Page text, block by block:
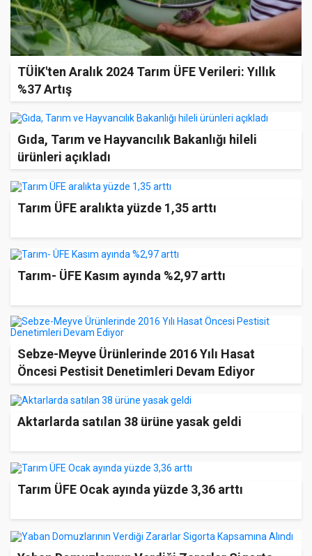
TÜİK'ten Aralık 2024 Tarım ÜFE Verileri: Yıllık
%37 Artış
Gıda, Tarım ve Hayvancılık Bakanlığı hileli
ürünleri açıkladı
Tarım ÜFE aralıkta yüzde 1,35 arttı
Tarım- ÜFE Kasım ayında %2,97 arttı
Sebze-Meyve Ürünlerinde 2016 Yılı Hasat
Öncesi Pestisit Denetimleri Devam Ediyor
Aktarlarda satılan 38 ürüne yasak geldi
Tarım ÜFE Ocak ayında yüzde 3,36 arttı